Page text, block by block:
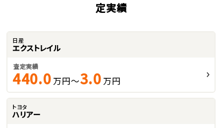
定実績
日産
エクストレイル
査定実績
440.0 万円～3.0 万円
トヨタ
ハリアー